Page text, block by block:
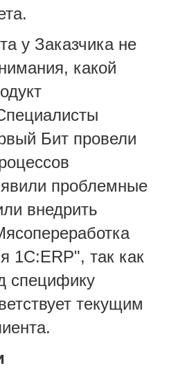
у Заказчика не
какой
Бит провели
проблемные
внедрить
1С:ERP", так как
специфику
текущим